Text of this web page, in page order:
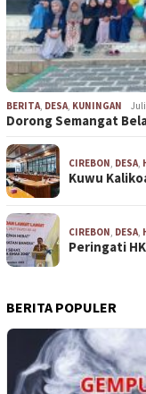
BERITA, DESA, KUNINGAN Juli
Dorong Semangat
CIREBON, DESA,
Kuwu
CIREBON, DESA,
Peringati
BERITA POPULER